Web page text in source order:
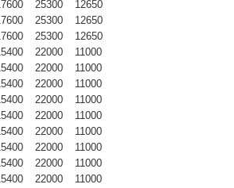
25300
12650
25300
12650
25300
12650
22000
11000
22000
11000
22000
11000
22000
11000
22000
11000
22000
11000
22000
11000
22000
11000
22000
11000